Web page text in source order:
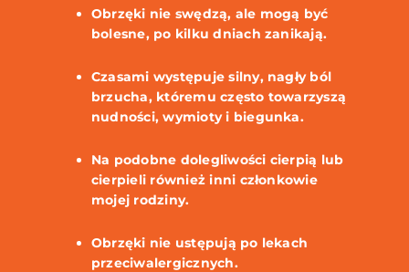
Obrzęki nie swędzą, ale mogą być
bolesne, po kilku dniach zanikają.
Czasami występuje silny, nagły ból
brzucha, któremu często towarzyszą
nudności, wymioty i biegunka.
Na podobne dolegliwości cierpią lub
cierpieli również inni członkowie
mojej rodziny.
Obrzęki nie ustępują po lekach
przeciwalergicznych.